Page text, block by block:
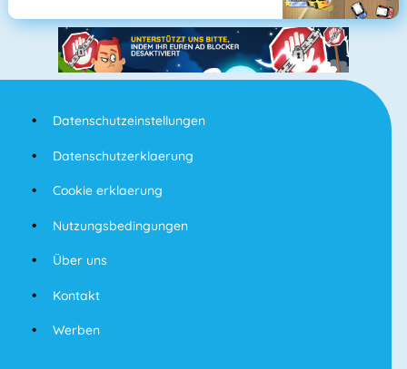
Datenschutzeinstellungen
Datenschutzerklaerung
Cookie erklaerung
Nutzungsbedingungen
Über uns
Kontakt
Werben